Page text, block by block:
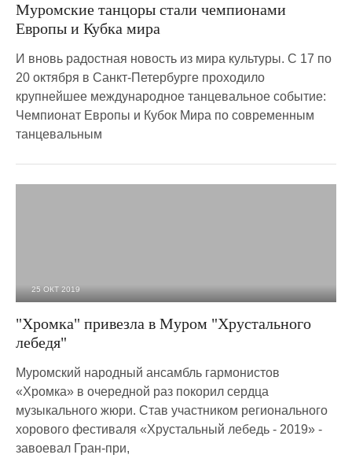
Муромские танцоры стали чемпионами
Европы и Кубка мира
И вновь радостная новость из мира культуры. С 17 по
20 октября в Санкт-Петербурге проходило
крупнейшее международное танцевальное событие:
Чемпионат Европы и Кубок Мира по современным
танцевальным
25 ОКТ 2019
"Хромка" привезла в Муром "Хрустального
лебедя"
Муромский народный ансамбль гармонистов
«Хромка» в очередной раз покорил сердца
музыкального жюри. Став участником регионального
хорового фестиваля «Хрустальный лебедь - 2019» -
завоевал Гран-при,